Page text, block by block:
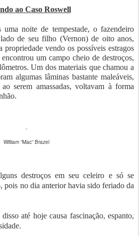
ao Caso Roswell
noite de tempestade, o fazendeiro
de seu filho (Vernon) de oito anos,
propriedade vendo os possíveis estragos
um campo cheio de destroços,
Um dos materiais que chamou a
algumas lâminas bastante maleáveis,
serem amassadas, voltavam à forma
William “Mac” Brazel
destroços em seu celeiro e só se
no dia anterior havia sido feriado da
até hoje causa fascinação, espanto,